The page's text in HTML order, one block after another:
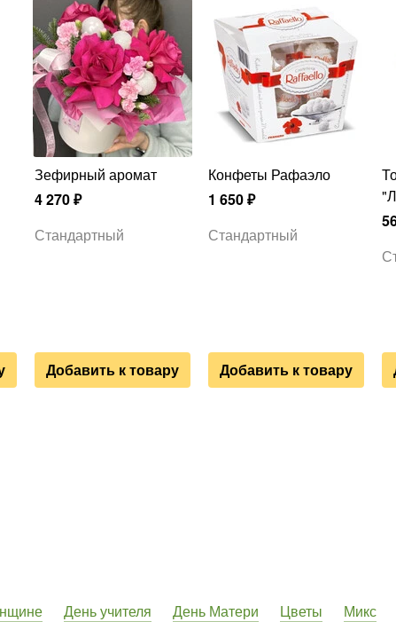
Зефирный аромат
4 270₽
Стандартный
Добавить к товару
Конфеты Рафаэло
1 650₽
Стандартный
Добавить к товару
Топпер к букету
День учителя День Матери Цветы Микс